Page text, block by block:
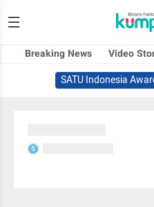
Breaking News Video
SATU Indonesia
S